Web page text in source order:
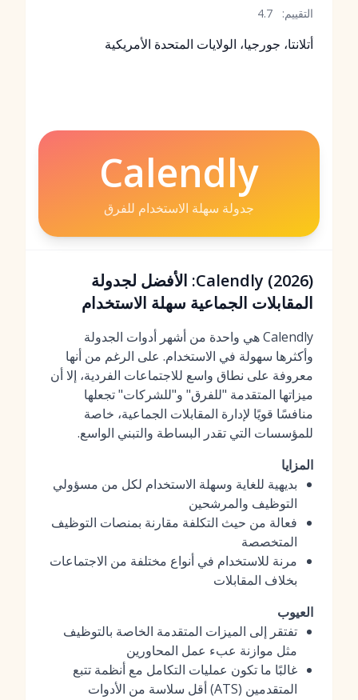
التقييم: 4.7
أتلانتا، جورجيا، الولايات المتحدة الأمريكية
Calendly
جدولة سهلة الاستخدام للفرق
Calendly (2026): الأفضل لجدولة
المقابلات الجماعية سهلة الاستخدام
Calendly هي واحدة من أشهر أدوات الجدولة
وأكثرها سهولة في الاستخدام. على الرغم من أنها
معروفة على نطاق واسع للاجتماعات الفردية، إلا أن
ميزاتها المتقدمة "للفرق" و"للشركات" تجعلها
منافسًا قويًا لإدارة المقابلات الجماعية، خاصة
للمؤسسات التي تقدر البساطة والتبني الواسع.
المزايا
بديهية للغاية وسهلة الاستخدام لكل من مسؤولي
التوظيف والمرشحين
فعالة من حيث التكلفة مقارنة بمنصات التوظيف
المتخصصة
مرنة للاستخدام في أنواع مختلفة من الاجتماعات
بخلاف المقابلات
العيوب
تفتقر إلى الميزات المتقدمة الخاصة بالتوظيف
مثل موازنة عبء عمل المحاورين
غالبًا ما تكون عمليات التكامل مع أنظمة تتبع
المتقدمين (ATS) أقل سلاسة من الأدوات